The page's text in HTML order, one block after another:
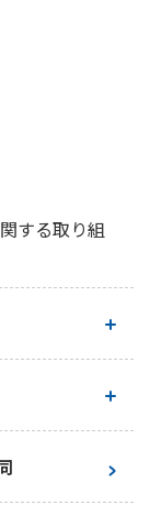
する取り組